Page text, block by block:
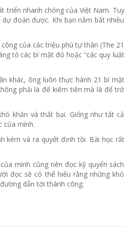
triển nhanh chóng của Việt Nam. Tuy
đoán được. Khi bạn nắm bắt nhiều
của các triệu phú tự thân (The 21
tỏ các bí mật đó hoặc “các quy luật
khác, ông luôn thực hành 21 bí mật
phải là để kiếm tiền mà là để trở
khăn và thất bại. Giống như tất cả
của mình.
kém và ra quyết định tồi. Bài học rất
mình cũng nên đọc kỹ quyển sách
đọc sẽ có thể hiểu rằng những khó
dẫn tới thành công.